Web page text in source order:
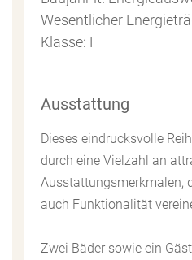
Wesentlicher
Klasse: F
Ausstattung
Dieses eindrucksvolle
durch eine Vielzahl an
Ausstattungsmerkmalen,
auch Funktionalität
Zwei Bäder sowie ein